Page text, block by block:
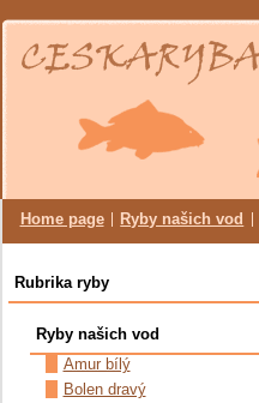
Home page Ryby našich vod
Rubrika ryby
Ryby našich vod
Amur bílý
Bolen dravý